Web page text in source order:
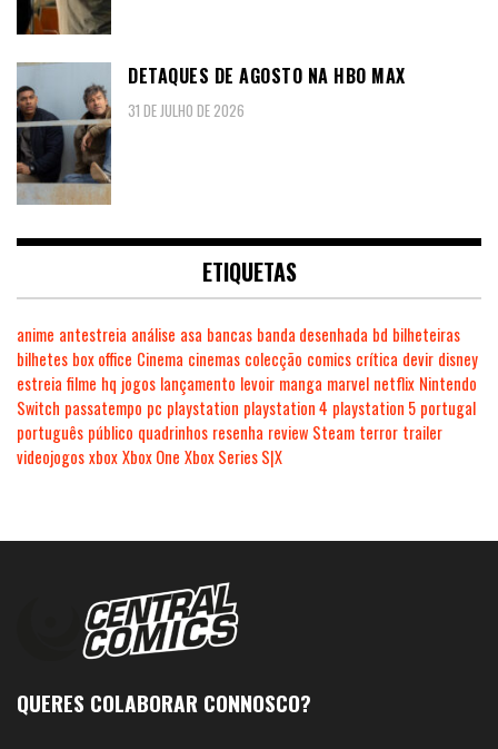
DETAQUES DE AGOSTO NA HBO MAX
31 DE JULHO DE 2026
ETIQUETAS
anime antestreia análise asa bancas banda desenhada bd bilheteiras
bilhetes box office Cinema cinemas colecção comics crítica devir disney
estreia filme hq jogos lançamento levoir manga marvel netflix Nintendo
Switch passatempo pc playstation playstation 4 playstation 5 portugal
português público quadrinhos resenha review Steam terror trailer
videojogosxboxXbox One Xbox Series S|X
QUERES COLABORAR CONNOSCO?